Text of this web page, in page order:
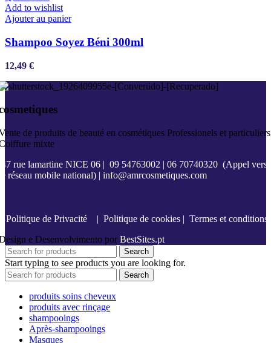
Add to wishlist
Ajouter au panier
Shampoo Soyez Béni 300ml
12,49 €
de produits de beauté en cosmétiques Professionels et particuliers
mixte
47 rue lamartine NICE 06 | 09 54763002 | 06 70740320 (Appel vers
réseau mobile national) | info@amrcosmetiques.com
Politique de Privacité | Politique de cookies | Termes et conditions
e Desenvolvimento por BestSites.pt
Search
Start typing to see products you are looking for.
Search
produits soins cheveux
produits avec rinçage
shampooings
Après-shampooings
Masques